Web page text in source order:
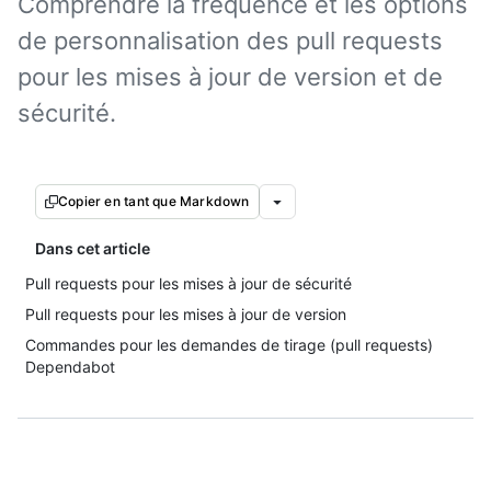
de personnalisation des pull requests
pour les mises à jour de version et de
sécurité.
Copier en tant que Markdown
Dans cet article
Pull requests pour les mises à jour de sécurité
Pull requests pour les mises à jour de version
Commandes pour les demandes de tirage (pull requests)
Dependabot